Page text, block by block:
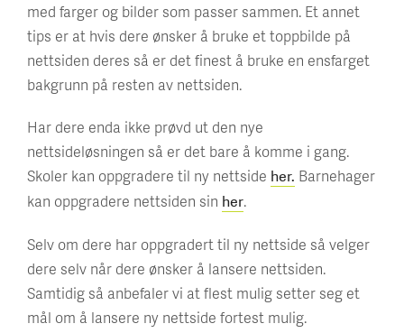
med farger og bilder som passer sammen. Et annet
tips er at hvis dere ønsker å bruke et toppbilde på
nettsiden deres så er det finest å bruke en ensfarget
bakgrunn på resten av nettsiden.
Har dere enda ikke prøvd ut den nye
nettsideløsningen så er det bare å komme i gang.
Skoler kan oppgradere til ny nettside her. Barnehager
kan oppgradere nettsiden sin her.
Selv om dere har oppgradert til ny nettside så velger
dere selv når dere ønsker å lansere nettsiden.
Samtidig så anbefaler vi at flest mulig setter seg et
mål om å lansere ny nettside fortest mulig.